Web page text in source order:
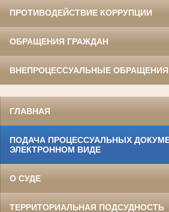
ПРОТИВОДЕЙСТВИЕ КОРРУПЦИИ
ОБРАЩЕНИЯ ГРАЖДАН
ВНЕПРОЦЕССУАЛЬНЫЕ ОБРАЩЕНИЯ
ГЛАВНАЯ
ПОДАЧА ПРОЦЕССУАЛЬНЫХ
ЭЛЕКТРОННОМ ВИДЕ
О СУДЕ
ТЕРРИТОРИАЛЬНАЯ ПОДСУДНОСТЬ